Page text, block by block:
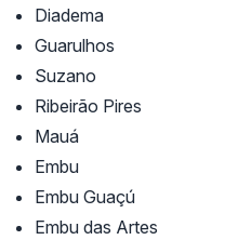
Diadema
Guarulhos
Suzano
Ribeirão Pires
Mauá
Embu
Embu Guaçú
Embu das Artes